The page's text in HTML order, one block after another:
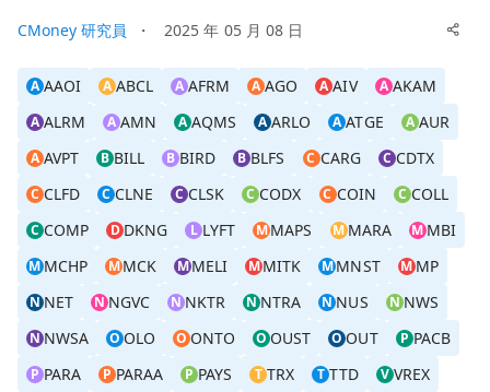
CMoney 研究員 ・ 2025 年 05 月 08 日
A AAOI A ABCL A AFRM A AGO A AIV A AKAM
A ALRM A AMN A AQMS A ARLO A ATGE A AUR
A AVPT B BILL B BIRD B BLFS C CARG C CDTX
C CLFD C CLNE C CLSK C CODX C COIN C COLL
C COMP D DKNG L LYFT MMAPS MMARA MMBI
M MCHP MMCK MMELI MMITK MMNST MMP
N NET N NGVC N NKTR N NTRA N NUS NNWS
N NWSA O OLO O ONTO O OUST O OUT P PACB
P PARA P PARAA P PAYS T TRX T TTD V VREX